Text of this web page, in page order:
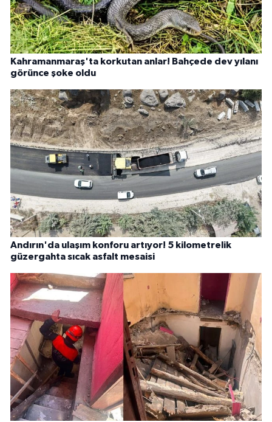
Kahramanmaraş'ta korkutan anlar! Bahçede dev yılanı
görünce şoke oldu
Andırın'da ulaşım konforu artıyor! 5 kilometrelik
güzergahta sıcak asfalt mesaisi